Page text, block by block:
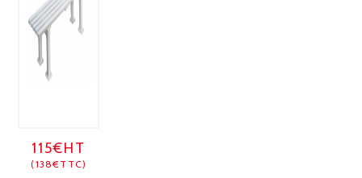
115€HT
(138€TTC)